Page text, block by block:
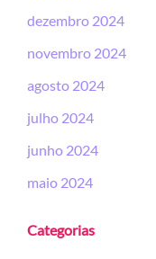
dezembro 2024
novembro 2024
agosto 2024
julho 2024
junho 2024
maio 2024
Categorias